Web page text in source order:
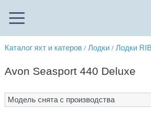
Каталог яхт и катеров / Лодки / Лодки
Avon Seasport 440 Deluxe
Модель снята с производства